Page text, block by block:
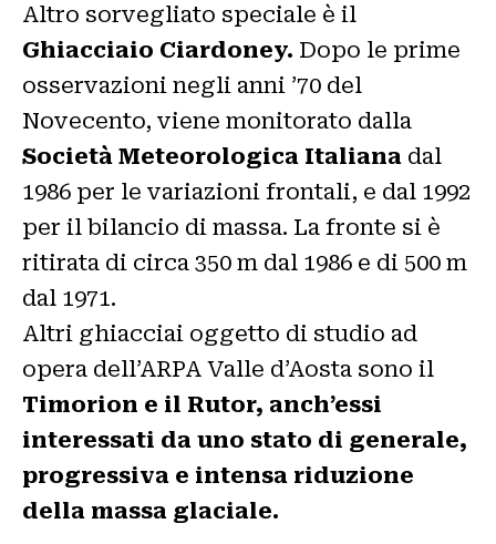
Altro sorvegliato speciale è il
Ghiacciaio Ciardoney. Dopo le prime
osservazioni negli anni ’70 del
Novecento, viene monitorato dalla
Società Meteorologica Italiana dal
1986 per le variazioni frontali, e dal 1992
per il bilancio di massa. La fronte si è
ritirata di circa 350 m dal 1986 e di 500 m
dal 1971.
Altri ghiacciai oggetto di studio ad
opera dell’ARPA Valle d’Aosta sono il
Timorion e il Rutor, anch’essi
interessati da uno stato di generale,
progressiva e intensa riduzione
della massa glaciale.